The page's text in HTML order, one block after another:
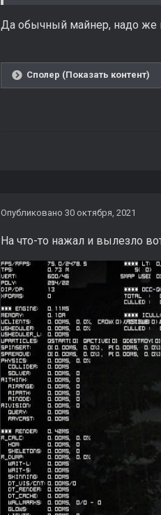
Да обычный майнер, надо же
Сполер (Показать контент)
Опубликовано 30 октября, 2021
На что-то нажал и вылезло